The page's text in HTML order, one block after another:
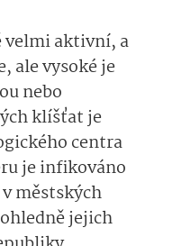
velmi aktivní, a
ale vysoké je
nebo
klíšťat je
centra
je infikováno
městských
jejich